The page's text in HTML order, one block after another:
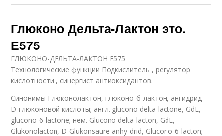
Глюконо Дельта-Лактон это.
Е575
ГЛЮКОНО-ДЕЛЬТА-ЛАКТОН Е575
Технологические функции Подкислитель , регулятор
кислотности , синергист антиоксидантов.
Синонимы Глюконолактон, глюконо-б-лактон, ангидрид
D-глюконовой ки­слоты; англ. glucono delta-lactone, GdL,
glucono-6-lactone; нем. Glucono delta-lacton, GdL,
Glukonolacton, D-Glukonsaure-anhy-drid, Glucono-6-lacton;